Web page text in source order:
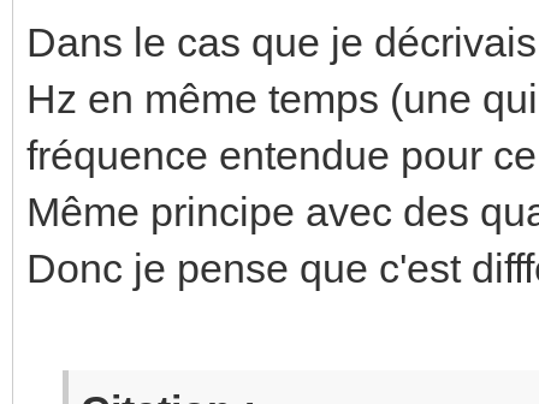
Dans le cas que je
Hz en même temps (une
fréquence entendue pour
Même principe avec des
Donc je pense que c'est